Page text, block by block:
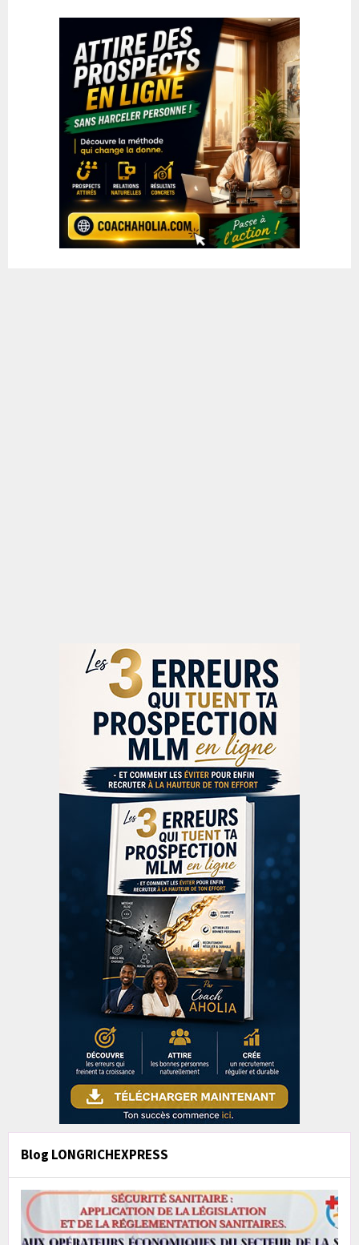
Blog LONGRICHEXPRESS